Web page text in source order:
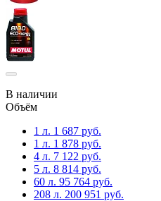
В наличии
Объём
1 л. 1 687 руб.
1 л. 1 878 руб.
4 л. 7 122 руб.
5 л. 8 814 руб.
60 л. 95 764 руб.
208 л. 200 951 руб.